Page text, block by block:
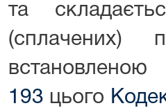
та
(сплачених)
193 цього